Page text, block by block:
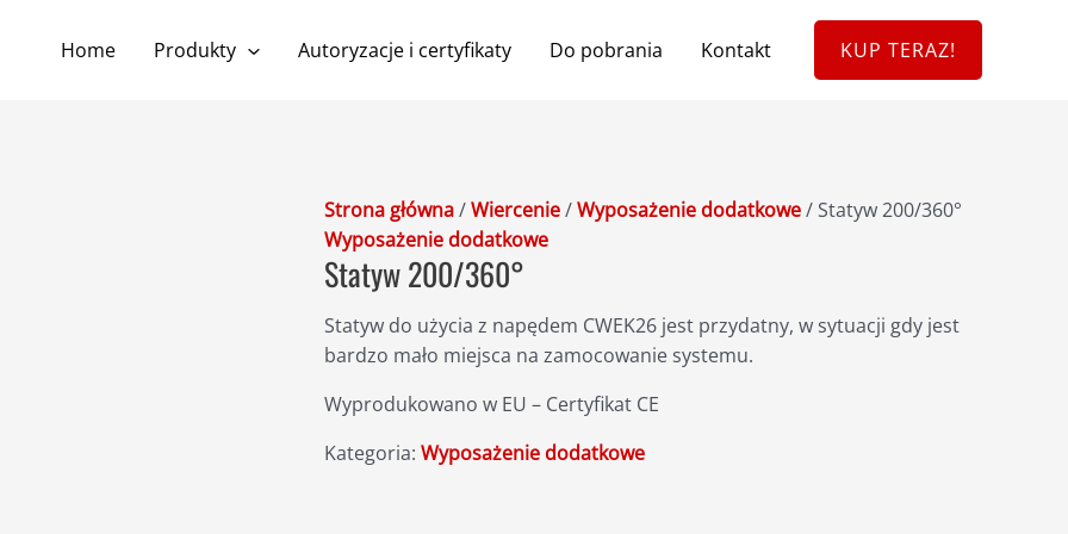
Home Produkty Autoryzacje i certyfikaty Do pobrania Kontakt KUP TERAZ!
Strona główna/Wiercenie/Wyposażenie dodatkowe/ Statyw 200/360°
Wyposażenie dodatkowe
Statyw 200/360°
Statyw do użycia z napędem CWEK26 jest przydatny, w sytuacji gdy jest
bardzo mało miejsca na zamocowanie systemu.
Wyprodukowano w EU – Certyfikat CE
Kategoria: Wyposażenie dodatkowe